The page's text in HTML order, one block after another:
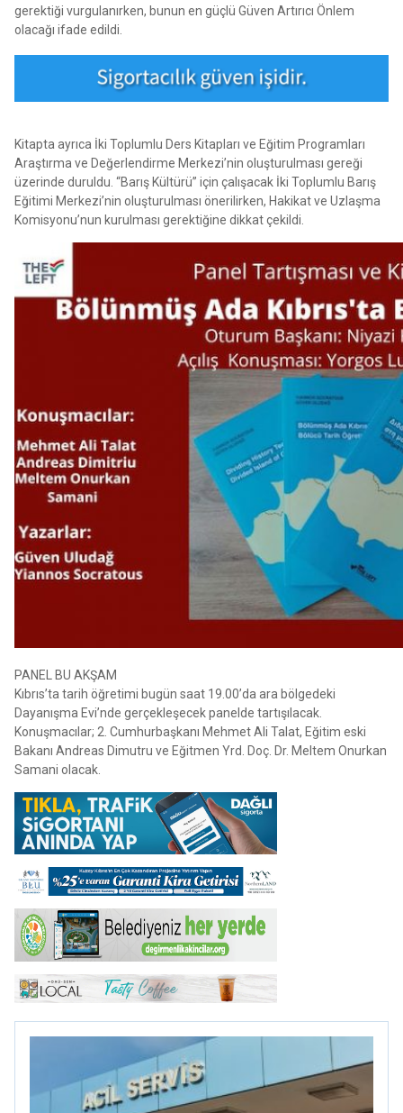
gerektiği vurgulanırken, bunun en güçlü Güven Artırıcı Önlem
olacağı ifade edildi.
Kitapta ayrıca İki Toplumlu Ders Kitapları ve Eğitim Programları
Araştırma ve Değerlendirme Merkezi’nin oluşturulması gereği
üzerinde duruldu. “Barış Kültürü” için çalışacak İki Toplumlu Barış
Eğitimi Merkezi’nin oluşturulması önerilirken, Hakikat ve Uzlaşma
Komisyonu’nun kurulması gerektiğine dikkat çekildi.
PANEL BU AKŞAM
Kıbrıs’ta tarih öğretimi bugün saat 19.00’da ara bölgedeki
Dayanışma Evi’nde gerçekleşecek panelde tartışılacak.
Konuşmacılar; 2. Cumhurbaşkanı Mehmet Ali Talat, Eğitim eski
Bakanı Andreas Dimutru ve Eğitmen Yrd. Doç. Dr. Meltem Onurkan
Samani olacak.